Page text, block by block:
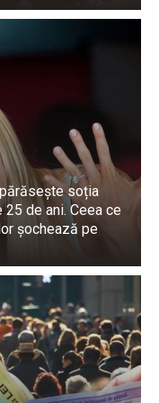
binecunoscuta
de la Fatima are
despre cei trei
întâmpla cu toți
nu? Vorbim
aici.
soția
de ani. Ceea ce
șochează pe